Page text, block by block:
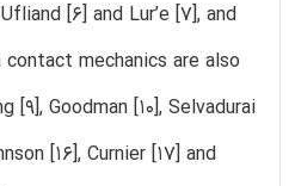
[6] and Lur’e [7], and
mechanics are also
[9], Goodman [10], Selvadurai
[16], Curnier [17] and